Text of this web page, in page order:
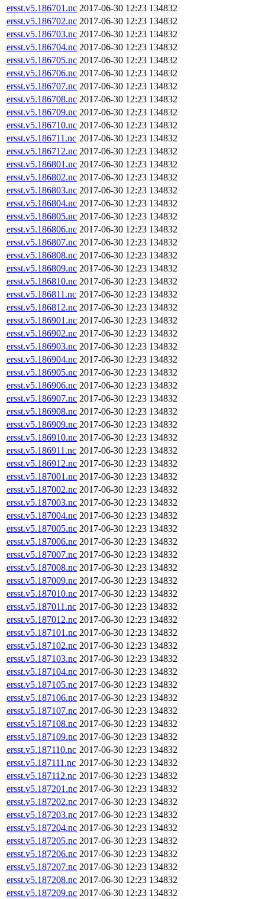
ersst.v5.186701.nc 2017-06-30 12:23 134832
ersst.v5.186702.nc 2017-06-30 12:23 134832
ersst.v5.186703.nc 2017-06-30 12:23 134832
ersst.v5.186704.nc 2017-06-30 12:23 134832
ersst.v5.186705.nc 2017-06-30 12:23 134832
ersst.v5.186706.nc 2017-06-30 12:23 134832
ersst.v5.186707.nc 2017-06-30 12:23 134832
ersst.v5.186708.nc 2017-06-30 12:23 134832
ersst.v5.186709.nc 2017-06-30 12:23 134832
ersst.v5.186710.nc 2017-06-30 12:23 134832
ersst.v5.186711.nc 2017-06-30 12:23 134832
ersst.v5.186712.nc 2017-06-30 12:23 134832
ersst.v5.186801.nc 2017-06-30 12:23 134832
ersst.v5.186802.nc 2017-06-30 12:23 134832
ersst.v5.186803.nc 2017-06-30 12:23 134832
ersst.v5.186804.nc 2017-06-30 12:23 134832
ersst.v5.186805.nc 2017-06-30 12:23 134832
ersst.v5.186806.nc 2017-06-30 12:23 134832
ersst.v5.186807.nc 2017-06-30 12:23 134832
ersst.v5.186808.nc 2017-06-30 12:23 134832
ersst.v5.186809.nc 2017-06-30 12:23 134832
ersst.v5.186810.nc 2017-06-30 12:23 134832
ersst.v5.186811.nc 2017-06-30 12:23 134832
ersst.v5.186812.nc 2017-06-30 12:23 134832
ersst.v5.186901.nc 2017-06-30 12:23 134832
ersst.v5.186902.nc 2017-06-30 12:23 134832
ersst.v5.186903.nc 2017-06-30 12:23 134832
ersst.v5.186904.nc 2017-06-30 12:23 134832
ersst.v5.186905.nc 2017-06-30 12:23 134832
ersst.v5.186906.nc 2017-06-30 12:23 134832
ersst.v5.186907.nc 2017-06-30 12:23 134832
ersst.v5.186908.nc 2017-06-30 12:23 134832
ersst.v5.186909.nc 2017-06-30 12:23 134832
ersst.v5.186910.nc 2017-06-30 12:23 134832
ersst.v5.186911.nc 2017-06-30 12:23 134832
ersst.v5.186912.nc 2017-06-30 12:23 134832
ersst.v5.187001.nc 2017-06-30 12:23 134832
ersst.v5.187002.nc 2017-06-30 12:23 134832
ersst.v5.187003.nc 2017-06-30 12:23 134832
ersst.v5.187004.nc 2017-06-30 12:23 134832
ersst.v5.187005.nc 2017-06-30 12:23 134832
ersst.v5.187006.nc 2017-06-30 12:23 134832
ersst.v5.187007.nc 2017-06-30 12:23 134832
ersst.v5.187008.nc 2017-06-30 12:23 134832
ersst.v5.187009.nc 2017-06-30 12:23 134832
ersst.v5.187010.nc 2017-06-30 12:23 134832
ersst.v5.187011.nc 2017-06-30 12:23 134832
ersst.v5.187012.nc 2017-06-30 12:23 134832
ersst.v5.187101.nc 2017-06-30 12:23 134832
ersst.v5.187102.nc 2017-06-30 12:23 134832
ersst.v5.187103.nc 2017-06-30 12:23 134832
ersst.v5.187104.nc 2017-06-30 12:23 134832
ersst.v5.187105.nc 2017-06-30 12:23 134832
ersst.v5.187106.nc 2017-06-30 12:23 134832
ersst.v5.187107.nc 2017-06-30 12:23 134832
ersst.v5.187108.nc 2017-06-30 12:23 134832
ersst.v5.187109.nc 2017-06-30 12:23 134832
ersst.v5.187110.nc 2017-06-30 12:23 134832
ersst.v5.187111.nc 2017-06-30 12:23 134832
ersst.v5.187112.nc 2017-06-30 12:23 134832
ersst.v5.187201.nc 2017-06-30 12:23 134832
ersst.v5.187202.nc 2017-06-30 12:23 134832
ersst.v5.187203.nc 2017-06-30 12:23 134832
ersst.v5.187204.nc 2017-06-30 12:23 134832
ersst.v5.187205.nc 2017-06-30 12:23 134832
ersst.v5.187206.nc 2017-06-30 12:23 134832
ersst.v5.187207.nc 2017-06-30 12:23 134832
ersst.v5.187208.nc 2017-06-30 12:23 134832
ersst.v5.187209.nc 2017-06-30 12:23 134832